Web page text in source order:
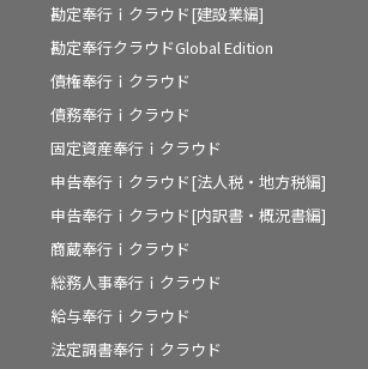
勘定奉行ｉクラウド[建設業編]
勘定奉行クラウドGlobal Edition
債権奉行ｉクラウド
債務奉行ｉクラウド
固定資産奉行ｉクラウド
申告奉行ｉクラウド[法人税・地方税編]
申告奉行ｉクラウド[内訳書・概況書編]
商蔵奉行ｉクラウド
総務人事奉行ｉクラウド
給与奉行ｉクラウド
法定調書奉行ｉクラウド